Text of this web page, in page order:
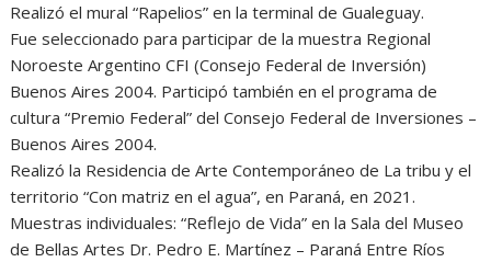
Realizó el mural “Rapelios” en la terminal de Gualeguay.
Fue seleccionado para participar de la muestra Regional
Noroeste Argentino CFI (Consejo Federal de Inversión)
Buenos Aires 2004. Participó también en el programa de
cultura “Premio Federal” del Consejo Federal de Inversiones –
Buenos Aires 2004.
Realizó la Residencia de Arte Contemporáneo de La tribu y el
territorio “Con matriz en el agua”, en Paraná, en 2021.
Muestras individuales: “Reflejo de Vida” en la Sala del Museo
de Bellas Artes Dr. Pedro E. Martínez – Paraná Entre Ríos